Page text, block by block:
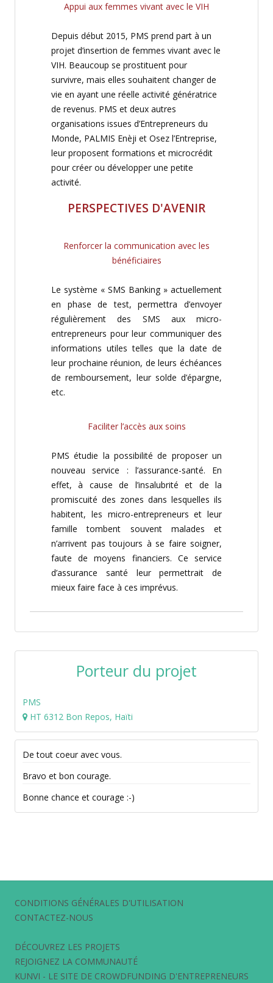
Appui aux femmes vivant avec le VIH
Depuis début 2015, PMS prend part à un
projet d’insertion de femmes vivant avec le
VIH. Beaucoup se prostituent pour
survivre, mais elles souhaitent changer de
vie en ayant une réelle activité génératrice
de revenus. PMS et deux autres
organisations issues d’Entrepreneurs du
Monde, PALMIS Enèji et Osez l’Entreprise,
leur proposent formations et microcrédit
pour créer ou développer une petite
activité.
PERSPECTIVES D'AVENIR
Renforcer la communication avec les
bénéficiaires
Le système « SMS Banking » actuellement
en phase de test, permettra d’envoyer
régulièrement des SMS aux micro-
entrepreneurs pour leur communiquer des
informations utiles telles que la date de
leur prochaine réunion, de leurs échéances
de remboursement, leur solde d’épargne,
etc.
Faciliter l’accès aux soins
PMS étudie la possibilité de proposer un
nouveau service : l’assurance-santé. En
effet, à cause de l’insalubrité et de la
promiscuité des zones dans lesquelles ils
habitent, les micro-entrepreneurs et leur
famille tombent souvent malades et
n’arrivent pas toujours à se faire soigner,
faute de moyens financiers. Ce service
d’assurance santé leur permettrait de
mieux faire face à ces imprévus.
Porteur du projet
PMS
HT 6312 Bon Repos, Haïti
De tout coeur avec vous.
Bravo et bon courage.
Bonne chance et courage :-)
CONDITIONS GÉNÉRALES D'UTILISATION
CONTACTEZ-NOUS
DÉCOUVREZ LES PROJETS
REJOIGNEZ LA COMMUNAUTÉ
KUNVI - LE SITE DE CROWDFUNDING D'ENTREPRENEURS